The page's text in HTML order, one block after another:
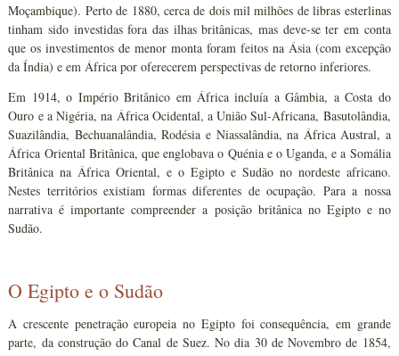
Moçambique). Perto de 1880, cerca de dois mil milhões de libras esterlinas
tinham sido investidas fora das ilhas britânicas, mas deve-se ter em conta
que os investimentos de menor monta foram feitos na Ásia (com excepção
da Índia) e em África por oferecerem perspectivas de retorno inferiores.
Em 1914, o Império Britânico em África incluía a Gâmbia, a Costa do
Ouro e a Nigéria, na África Ocidental, a União Sul-Africana, Basutolândia,
Suazilândia, Bechuanalândia, Rodésia e Niassalândia, na África Austral, a
África Oriental Britânica, que englobava o Quénia e o Uganda, e a Somália
Britânica na África Oriental, e o Egipto e Sudão no nordeste africano.
Nestes territórios existiam formas diferentes de ocupação. Para a nossa
narrativa é importante compreender a posição britânica no Egipto e no
Sudão.
O Egipto e o Sudão
A crescente penetração europeia no Egipto foi consequência, em grande
parte, da construção do Canal de Suez. No dia 30 de Novembro de 1854,